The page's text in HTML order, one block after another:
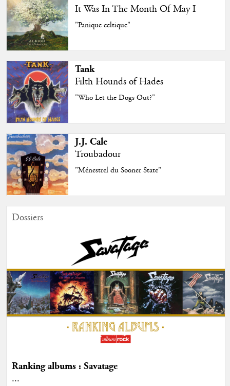
It Was In The Month Of May I
"Panique celtique"
Tank
Filth Hounds of Hades
"Who Let the Dogs Out?"
J.J. Cale
Troubadour
"Ménestrel du Sooner State"
Dossiers
Ranking albums : Savatage
...